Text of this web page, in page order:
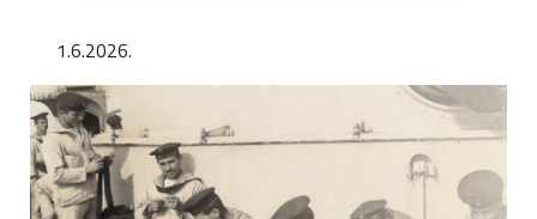
1.6.2026.